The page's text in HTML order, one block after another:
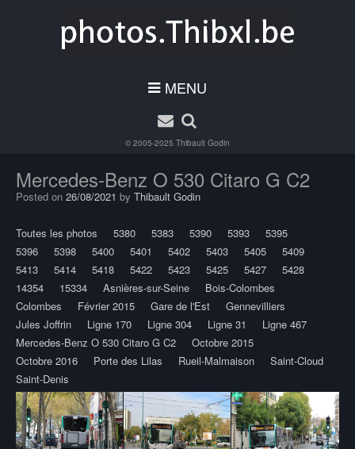
MENU
© 2005-2025 Thibault Godin
Mercedes-Benz O 530 Citaro G C2
Posted on 26/08/2021 by Thibault Godin
Toutes les photos 5380 5383 5390 5393
5395
5396
5398 5400 5401 5402 5403 5405
5409
5413
5414 5418 5422 5423 5425 5427
5428
14354
15334 Asnières-sur-Seine
Bois-Colombes
Colombes
Février 2015 Gare de l'Est
Gennevilliers
Jules Joffrin
Ligne 170 Ligne 304 Ligne 31
Ligne 467
Mercedes-Benz O 530 Citaro G C2
Octobre 2015
Octobre 2016
Porte des Lilas Rueil-Malmaison
Saint-Cloud
Saint-Denis